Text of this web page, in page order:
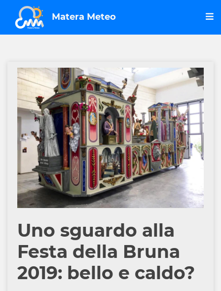
Matera Meteo
Uno sguardo alla
Festa della Bruna
2019: bello e caldo?